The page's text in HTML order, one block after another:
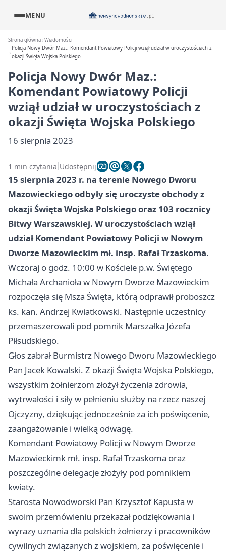
MENU
Strona główna Wiadomości
Policja Nowy Dwór Maz.: Komendant Powiatowy Policji wziął udział w uroczystościach z
okazji Święta Wojska Polskiego
Policja Nowy Dwór Maz.:
Komendant Powiatowy Policji
wziął udział w uroczystościach z
okazji Święta Wojska Polskiego
16 sierpnia 2023
1 min czytania Udostępnij
15 sierpnia 2023 r. na terenie Nowego Dworu
Mazowieckiego odbyły się uroczyste obchody z
okazji Święta Wojska Polskiego oraz 103 rocznicy
Bitwy Warszawskiej. W uroczystościach wziął
udział Komendant Powiatowy Policji w Nowym
Dworze Mazowieckim mł. insp. Rafał Trzaskoma.
Wczoraj o godz. 10:00 w Kościele p.w. Świętego
Michała Archanioła w Nowym Dworze Mazowieckim
rozpoczęła się Msza Święta, którą odprawił proboszcz
ks. kan. Andrzej Kwiatkowski. Następnie uczestnicy
przemaszerowali pod pomnik Marszałka Józefa
Piłsudskiego.
Głos zabrał Burmistrz Nowego Dworu Mazowieckiego
Pan Jacek Kowalski. Z okazji Święta Wojska Polskiego,
wszystkim żołnierzom złożył życzenia zdrowia,
wytrwałości i siły w pełnieniu służby na rzecz naszej
Ojczyzny, dziękując jednocześnie za ich poświęcenie,
zaangażowanie i wielką odwagę.
Komendant Powiatowy Policji w Nowym Dworze
Mazowieckimk mł. insp. Rafał Trzaskoma oraz
poszczególne delegacje złożyły pod pomnikiem
kwiaty.
Starosta Nowodworski Pan Krzysztof Kapusta w
swoim przemówieniu przekazał podziękowania i
wyrazy uznania dla polskich żołnierzy i pracowników
cywilnych związanych z wojskiem, za poświęcenie i